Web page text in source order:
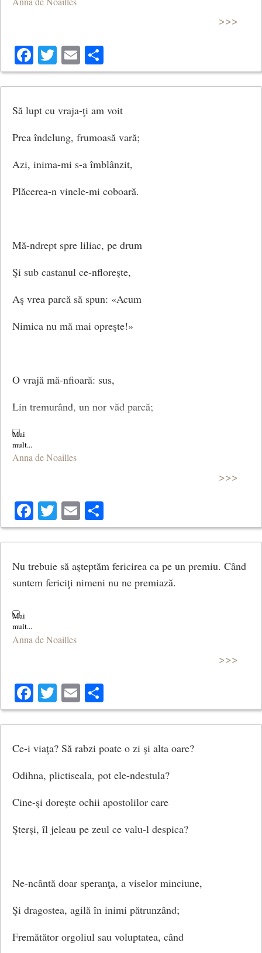
>>>
Facebook
Twitter
Email
Să lupt cu vraja-ţi am voit
Prea îndelung, frumoasă vară;
Azi, inima-mi s-a îmblânzit,
Plăcerea-n vinele-mi coboară.
Mă-ndrept spre liliac, pe drum
Şi sub castanul ce-nfloreşte,
Aş vrea parcă să spun: «Acum
Nimica nu mă mai opreşte!»
O vrajă mă-nfioară: sus,
Lin tremurând, un nor văd parcă;
Pe-aripa morţii, doru-mi, dus,
Alunecă precum o barcă.
Un tren – o ce plăcuţi fiori…
Când vocea-i în văzduh irumpe,
Cu nervii frânţi, ai vrea să mori;
Ar respira sfârşeala mea,
I-aş spune: « Vezi, nu tu mă ţii,
Ci doar ispita nopţii, toată;
Ea m-a schimbat, de parc-aş fi
Biet copilandru,-aleanul greu,
Tot aurul ce-l port în sânge,
Anna de Noailles
>>>
Facebook
Twitter
Email
Nu trebuie să aşteptăm fericirea ca pe un premiu. Când
suntem fericiţi nimeni nu ne premiază.
Anna de Noailles
>>>
Facebook
Twitter
Email
Ce-i viaţa? Să rabzi poate o zi şi alta oare?
Odihna, plictiseala, pot ele-ndestula?
Cine-şi doreşte ochii apostolilor care
Şterşi, îl jeleau pe zeul ce valu-l despica?
Ne-ncântă doar speranţa, a viselor minciune,
Şi dragostea, agilă în inimi pătrunzând;
Fremătător orgoliul sau voluptatea, când